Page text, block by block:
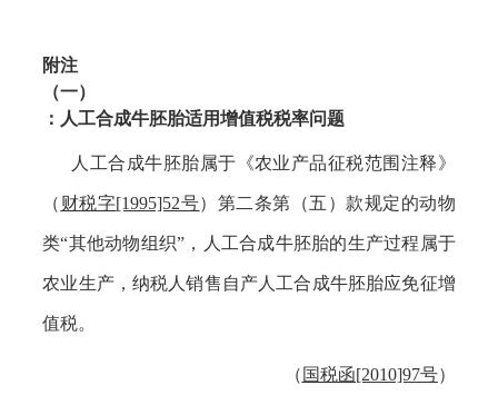
附注
（一）
：人工合成牛胚胎适用增值税税率问题
人工合成牛胚胎属于 《农业产品征税范围注释》
（ 财税字[1995]52号） 第二条第（五）款规定的动物
类“其他动物组织”，人工合成牛胚胎的生产过程属于
农业生产，纳税人销售自产人工合成牛胚胎应免征增
值税。
（ 国税函[2010]97号）